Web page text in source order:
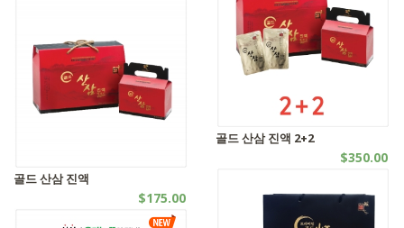
골드 산삼 진액 2+2
$350.00
골드 산삼 진액
$175.00